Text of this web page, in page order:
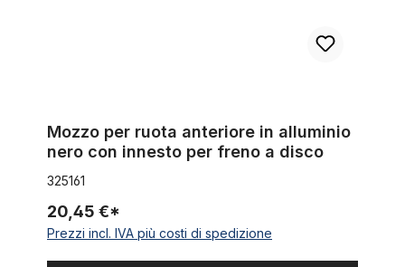
Mozzo per ruota anteriore in alluminio
nero con innesto per freno a disco
325161
20,45 €*
Prezzi incl. IVA più costi di spedizione